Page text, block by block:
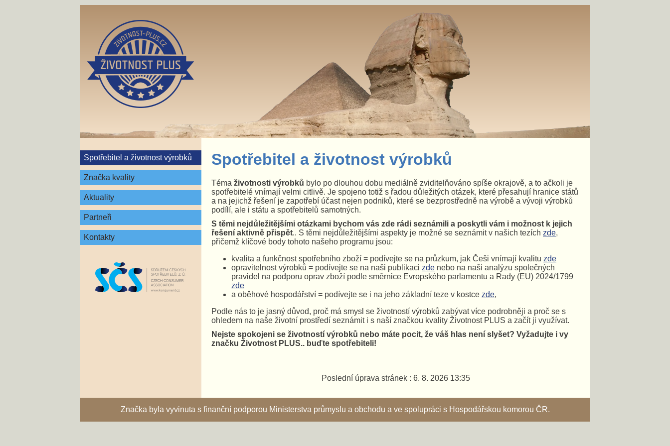
Spotřebitel a životnost výrobků
Značka kvality
Aktuality
Partneři
Kontakty
Spotřebitel a životnost výrobků
Téma životnosti výrobků bylo po dlouhou dobu mediálně zviditelňováno spíše okrajově, a to ačkoli je
spotřebitelé vnímají velmi citlivě. Je spojeno totiž s řadou důležitých otázek, které přesahují hranice států
a na jejichž řešení je zapotřebí účast nejen podniků, které se bezprostředně na výrobě a vývoji výrobků
podílí, ale i státu a spotřebitelů samotných.
S těmi nejdůležitějšími otázkami bychom vás zde rádi seznámili a poskytli vám i možnost k jejich
řešení aktivně přispět.. S těmi nejdůležitějšími aspekty je možné se seznámit v našich tezích zde,
přičemž klíčové body tohoto našeho programu jsou:
kvalita a funkčnost spotřebního zboží = podívejte se na průzkum, jak Češi vnímají kvalitu zde
opravitelnost výrobků = podívejte se na naši publikaci zde nebo na naši analýzu společných
pravidel na podporu oprav zboží podle směrnice Evropského parlamentu a Rady (EU) 2024/1799
zde
a oběhové hospodářství = podívejte se i na jeho základní teze v kostce zde,
Podle nás to je jasný důvod, proč má smysl se životností výrobků zabývat více podrobněji a proč se s
ohledem na naše životní prostředí seznámit i s naší značkou kvality Životnost PLUS a začít ji využívat.
Nejste spokojeni se životností výrobků nebo máte pocit, že váš hlas není slyšet? Vyžadujte i vy
značku Životnost PLUS.. buďte spotřebiteli!
Poslední úprava stránek : 6. 8. 2026 13:35
Značka byla vyvinuta s finanční podporou Ministerstva průmyslu a obchodu a ve spolupráci s Hospodářskou komorou ČR.